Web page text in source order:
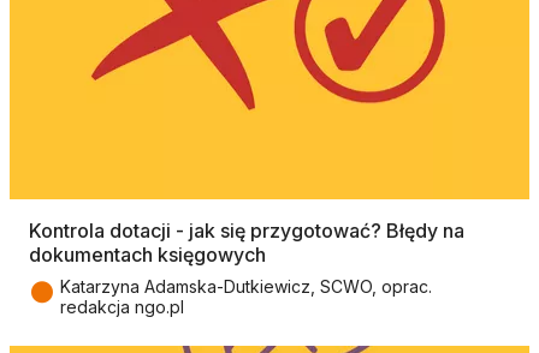
Kontrola dotacji - jak się przygotować? Błędy na
dokumentach księgowych
● Katarzyna Adamska-Dutkiewicz, SCWO, oprac.
redakcja ngo.pl